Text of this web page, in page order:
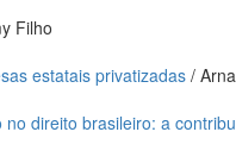
Filho
estatais privatizadas /
direito brasileiro: a